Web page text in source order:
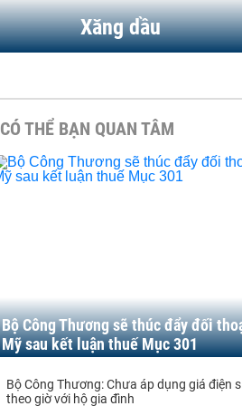
Xăng dầu
CÓ THỂ BẠN QUAN TÂM
Bộ Công Thương sẽ thúc đẩy đối
Mỹ sau kết luận thuế Mục 301
Bộ Công Thương: Chưa áp dụng giá điện
theo giờ với hộ gia đình